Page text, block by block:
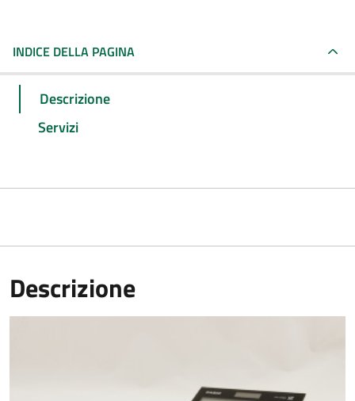
INDICE DELLA PAGINA
Descrizione
Servizi
Descrizione